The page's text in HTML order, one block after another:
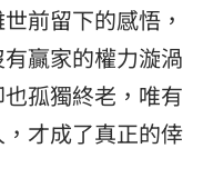
前留下的感悟，
贏家的權力漩渦
孤獨終老，唯有
才成了真正的倖